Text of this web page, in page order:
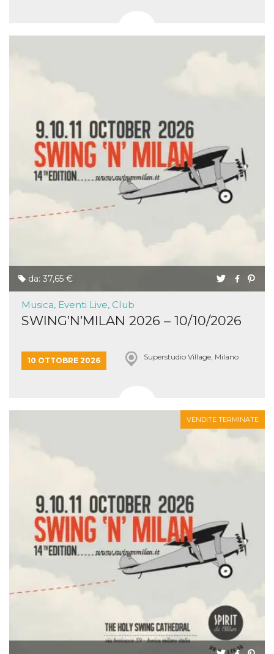
da: 37,65 €
Musica, Eventi Live, Club
SWING’N’MILAN 2026 – 10/10/2026
10 OTTOBRE 2026 Superstudio Village, Milano
VENDITE TERMINATE